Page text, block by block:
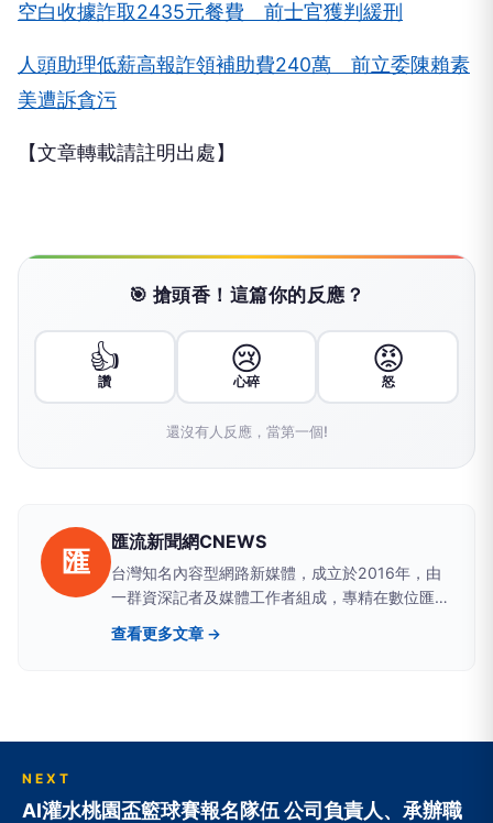
空白收據詐取2435元餐費 前士官獲判緩刑
人頭助理低薪高報詐領補助費240萬 前立委陳賴素
美遭訴貪污
【文章轉載請註明出處】
🎯 搶頭香！這篇你的反應？
👍
讚
😢
心碎
😡
怒
還沒有人反應，當第一個!
匯
匯流新聞網CNEWS
台灣知名內容型網路新媒體，成立於2016年，由
一群資深記者及媒體工作者組成，專精在數位匯
流、醫藥生活、網路科技、政治民調、新能源及金
融財經等領域。新聞擴散平台包括雅虎、google
查看更多文章 →
NEXT
AI灌水桃園盃籃球賽報名隊伍 公司負責人、承辦職